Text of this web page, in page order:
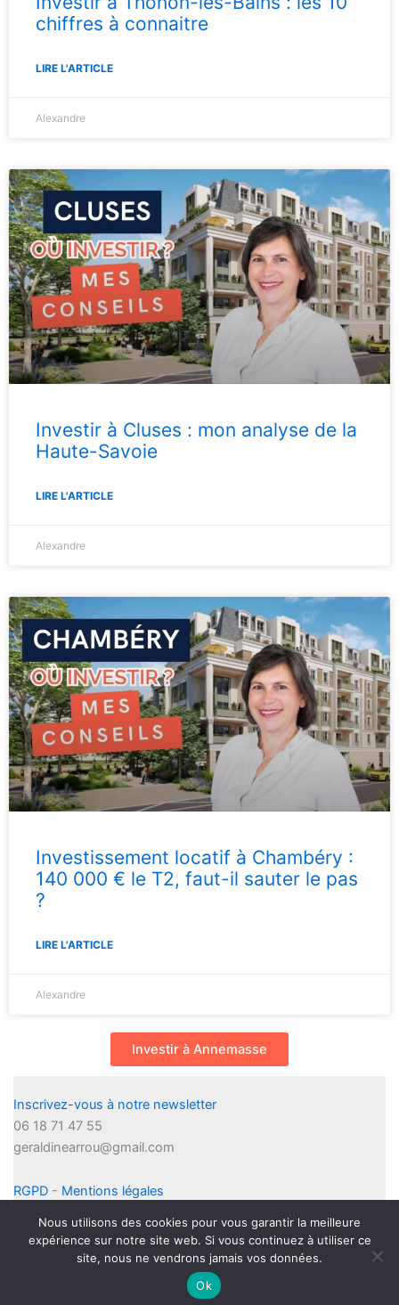
chiffres à connaitre
LIRE L'ARTICLE
Alexandre
Investir à Cluses : mon analyse de la
Haute-Savoie
LIRE L'ARTICLE
Alexandre
Investissement locatif à Chambéry :
140 000 € le T2, faut-il sauter le pas
?
LIRE L'ARTICLE
Alexandre
Investir à Annemasse
Inscrivez-vous à notre newsletter
06 18 71 47 55
geraldinearrou@gmail.com
RGPD - Mentions légales
6 allée des Lauriers 69160 Tassin la demi Lune
Nous utilisons des cookies pour vous garantir la meilleure
expérience sur notre site web. Si vous continuez à utiliser ce
site, nous ne vendrons jamais vos données.
Ok